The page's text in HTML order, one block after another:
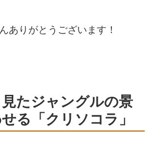
ありがとうございます！
たジャングルの景
る「クリソコラ」